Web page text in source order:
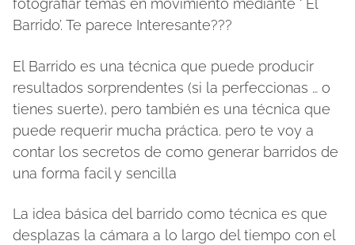
fotografiar temas en movimiento mediante ‘ El
Barrido’. Te parece Interesante???
El Barrido es una técnica que puede producir
resultados sorprendentes (si la perfeccionas … o
tienes suerte), pero también es una técnica que
puede requerir mucha práctica. pero te voy a
contar los secretos de como generar barridos de
una forma facil y sencilla
La idea básica del barrido como técnica es que
desplazas la cámara a lo largo del tiempo con el